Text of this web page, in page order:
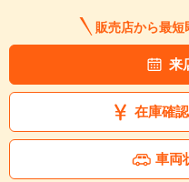
販売店から最短
来
在庫確
車両